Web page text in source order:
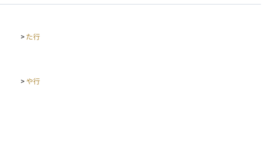
> た行
> や行